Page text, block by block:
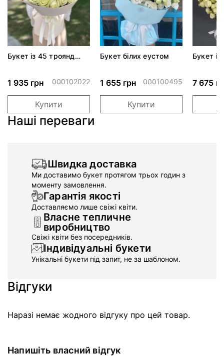
Букет із 45 троянд
1 935 грн 000102022
Купити
Букет білих еустом
1 655 грн 000100495
Купити
Букет
7 675
Наші переваги
Швидка доставка
Ми доставимо букет протягом трьох годин з
моменту замовлення.
Гарантія якості
Доставляємо лише свіжі квіти.
Власне тепличне
виробництво
Свіжі квіти без посередників.
Індивідуальні букети
Унікальні букети під запит, не за шаблоном.
Відгуки
Наразі немає жодного відгуку про цей товар.
Напишіть власний відгук